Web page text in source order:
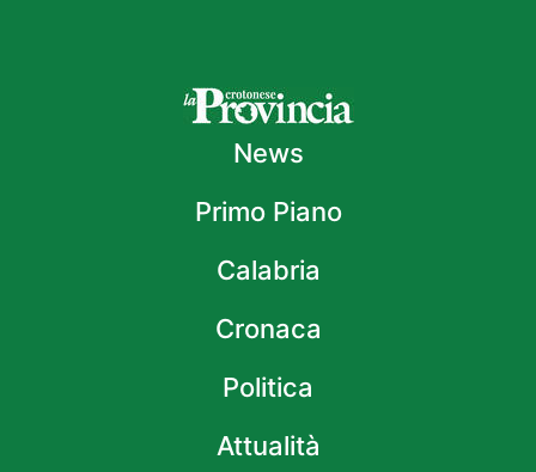
News
Primo Piano
Calabria
Cronaca
Politica
Attualità